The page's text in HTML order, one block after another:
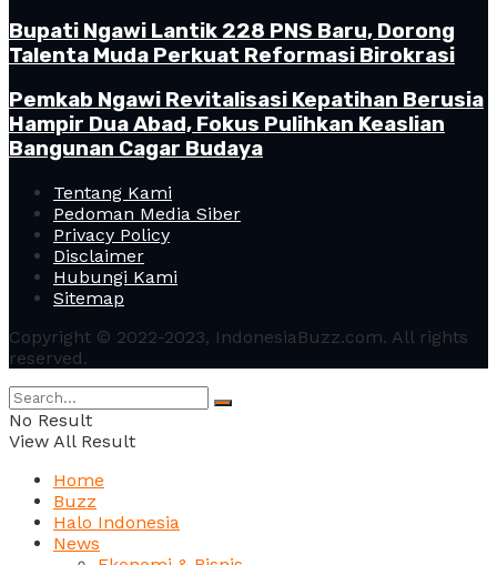
Bupati Ngawi Lantik 228 PNS Baru, Dorong
Talenta Muda Perkuat Reformasi Birokrasi
Pemkab Ngawi Revitalisasi Kepatihan Berusia
Hampir Dua Abad, Fokus Pulihkan Keaslian
Bangunan Cagar Budaya
Tentang Kami
Pedoman Media Siber
Privacy Policy
Disclaimer
Hubungi Kami
Sitemap
Copyright © 2022-2023, IndonesiaBuzz.com. All rights
reserved.
No Result
View All Result
Home
Buzz
Halo Indonesia
News